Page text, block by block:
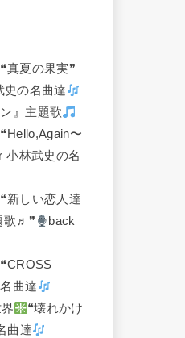
真夏の果実❞
の名曲達
』主題歌
〜
小林武史の名
新しい恋人達
歌♬❞
back
曲達
❝壊れかけ
曲達